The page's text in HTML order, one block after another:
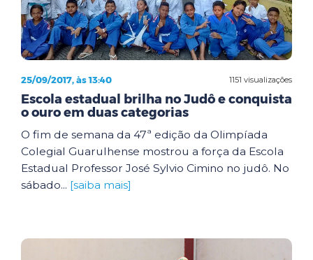
1151 visualizações
25/09/2017, às 13:40
Escola estadual brilha no Judô e conquista
o ouro em duas categorias
O fim de semana da 47ª edição da Olimpíada
Colegial Guarulhense mostrou a força da Escola
Estadual Professor José Sylvio Cimino no judô. No
sábado... [saiba mais]